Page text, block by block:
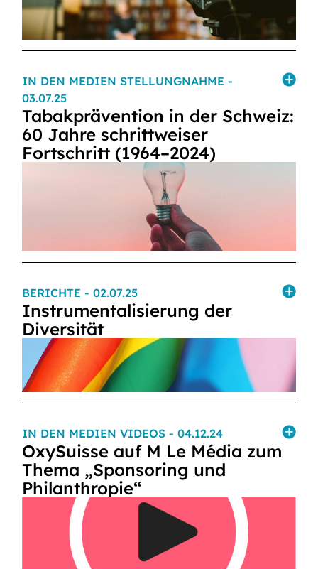
IN DEN MEDIEN STELLUNGNAHME -
03.07.25
Tabakprävention in der Schweiz:
60 Jahre schrittweiser
Fortschritt (1964–2024)
BERICHTE - 02.07.25
Instrumentalisierung der
Diversität
IN DEN MEDIEN VIDEOS - 04.12.24
OxySuisse auf M Le Média zum
Thema „Sponsoring und
Philanthropie“